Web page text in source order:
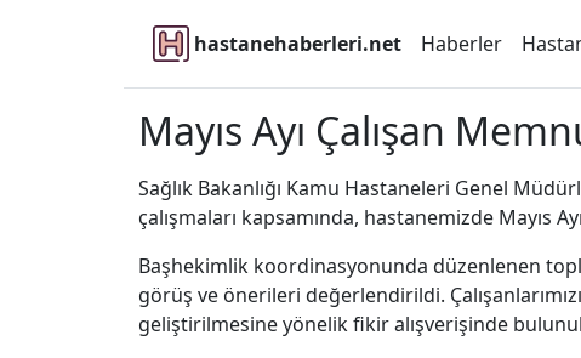
hastanehaberleri.net Haberler
Mayıs Ayı Çalışan
Sağlık Bakanlığı Kamu Hastaneleri Genel
çalışmaları kapsamında, hastanemizde Mayıs
Başhekimlik koordinasyonunda düzenlenen
görüş ve önerileri değerlendirildi.
geliştirilmesine yönelik fikir alışverişinde